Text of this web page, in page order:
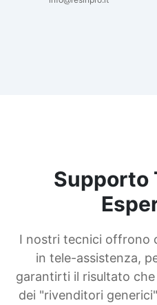
Supporto
I nostri tecnici offrono
in tele-assistenza,
garantirti il risultato
dei "rivenditori